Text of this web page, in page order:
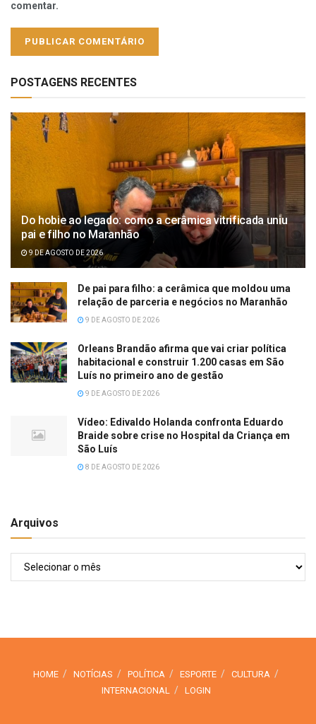
comentar.
POSTAGENS RECENTES
Do hobie ao legado: como a cerâmica vitrificada uniu
pai e filho no Maranhão
9 DE AGOSTO DE 2026
De pai para filho: a cerâmica que moldou uma
relação de parceria e negócios no Maranhão
9 DE AGOSTO DE 2026
Orleans Brandão afirma que vai criar política
habitacional e construir 1.200 casas em São
Luís no primeiro ano de gestão
9 DE AGOSTO DE 2026
Vídeo: Edivaldo Holanda confronta Eduardo
Braide sobre crise no Hospital da Criança em
São Luís
8 DE AGOSTO DE 2026
Arquivos
HOME NOTÍCIAS POLÍTICA ESPORTE
CULTURA
INTERNACIONAL
LOGIN